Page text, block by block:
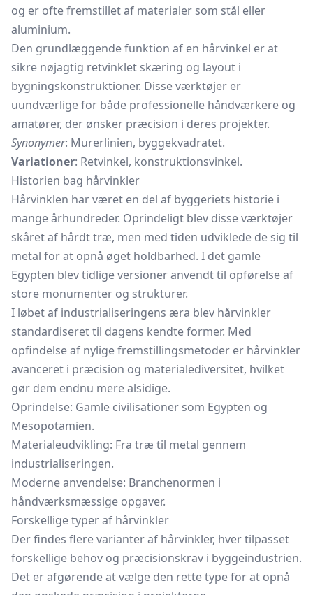
og er ofte fremstillet af materialer som stål eller
aluminium.
Den grundlæggende funktion af en hårvinkel er at
sikre nøjagtig retvinklet skæring og layout i
bygningskonstruktioner. Disse værktøjer er
uundværlige for både professionelle håndværkere og
amatører, der ønsker præcision i deres projekter.
Synonymer: Murerlinien, byggekvadratet.
Variationer: Retvinkel, konstruktionsvinkel.
Historien bag hårvinkler
Hårvinklen har været en del af byggeriets historie i
mange århundreder. Oprindeligt blev disse værktøjer
skåret af hårdt træ, men med tiden udviklede de sig til
metal for at opnå øget holdbarhed. I det gamle
Egypten blev tidlige versioner anvendt til opførelse af
store monumenter og strukturer.
I løbet af industrialiseringens æra blev hårvinkler
standardiseret til dagens kendte former. Med
opfindelse af nylige fremstillingsmetoder er hårvinkler
avanceret i præcision og materialediversitet, hvilket
gør dem endnu mere alsidige.
Oprindelse: Gamle civilisationer som Egypten og
Mesopotamien.
Materialeudvikling: Fra træ til metal gennem
industrialiseringen.
Moderne anvendelse: Branchenormen i
håndværksmæssige opgaver.
Forskellige typer af hårvinkler
Der findes flere varianter af hårvinkler, hver tilpasset
forskellige behov og præcisionskrav i byggeindustrien.
Det er afgørende at vælge den rette type for at opnå